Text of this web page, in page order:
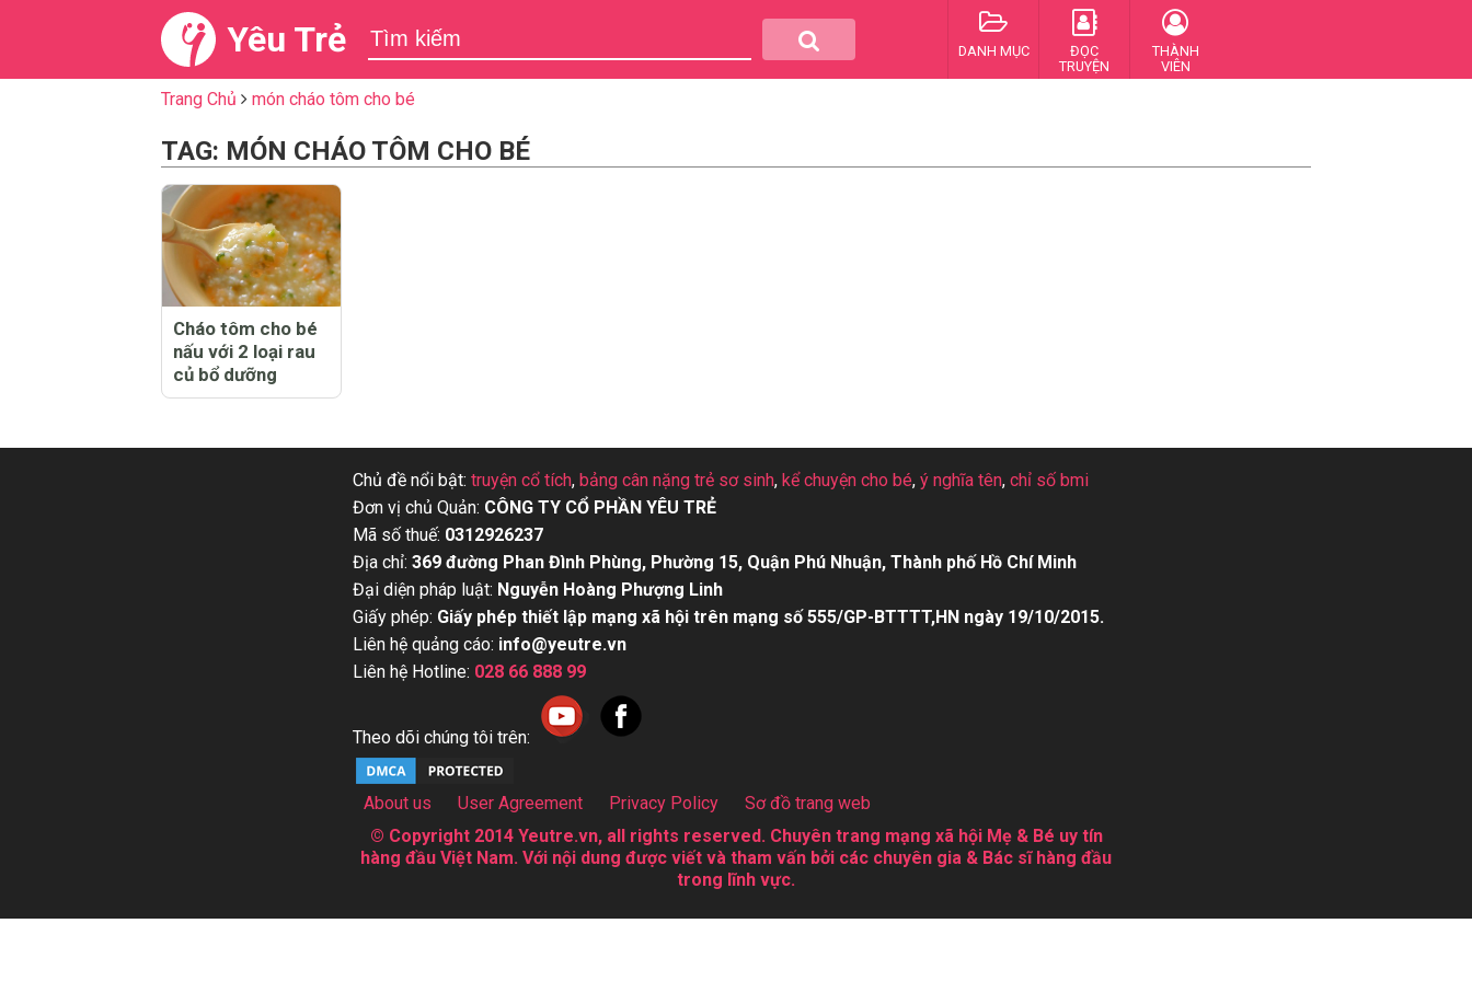
Yêu Trẻ DANH MỤC
ĐỌC
TRUYỆN
THÀNH
VIÊN
Trang Chủ món cháo tôm cho bé
TAG: MÓN CHÁO TÔM CHO BÉ
Cháo tôm cho bé
nấu với 2 loại rau
củ bổ dưỡng
Chủ đề nổi bật: truyện cổ tích, bảng cân nặng trẻ sơ sinh, kể chuyện cho bé, ý nghĩa tên, chỉ số bmi
Đơn vị chủ Quản: CÔNG TY CỔ PHẦN YÊU TRẺ
Mã số thuế: 0312926237
Địa chỉ: 369 đường Phan Đình Phùng, Phường 15, Quận Phú Nhuận, Thành phố Hồ Chí Minh
Đại diện pháp luật: Nguyễn Hoàng Phượng Linh
Giấy phép: Giấy phép thiết lập mạng xã hội trên mạng số 555/GP-BTTTT,HN ngày 19/10/2015.
Liên hệ quảng cáo: info@yeutre.vn
Liên hệ Hotline: 028 66 888 99
Theo dõi chúng tôi trên:
About us User Agreement Privacy Policy
Sơ đồ trang web
© Copyright 2014 Yeutre.vn, all rights reserved. Chuyên trang mạng xã hội Mẹ & Bé uy tín
hàng đầu Việt Nam. Với nội dung được viết và tham vấn bởi các chuyên gia & Bác sĩ hàng đầu
trong lĩnh vực.